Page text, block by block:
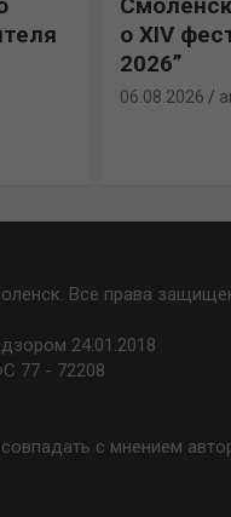
о XIV
2026”
06.08.2026
Все права
24.01.2018
77 - 72208
с мнением